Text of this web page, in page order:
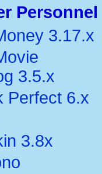
Personnel
3.17.x
3.5.x
Perfect 6.x
3.8x